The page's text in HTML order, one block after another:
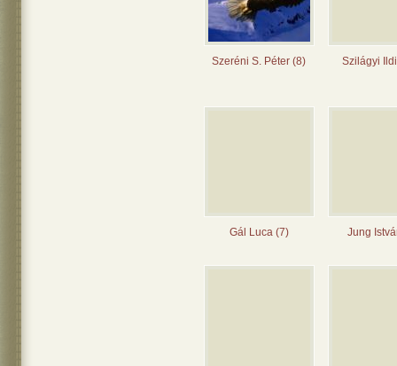
Szeréni S. Péter (8) Szilágyi
Gál Luca (7) Jung